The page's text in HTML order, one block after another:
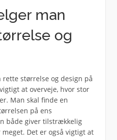
man
og
størrelse og design på
at overveje, hvor stor
Man skal finde en
på ens
både giver tilstrækkelig
Det er også vigtigt at